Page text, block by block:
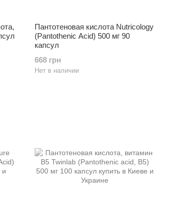
Пантотеновая кислота Nutricology
(Pantothenic Acid) 500 мг 90
капсул
668 грн
Нет в наличии